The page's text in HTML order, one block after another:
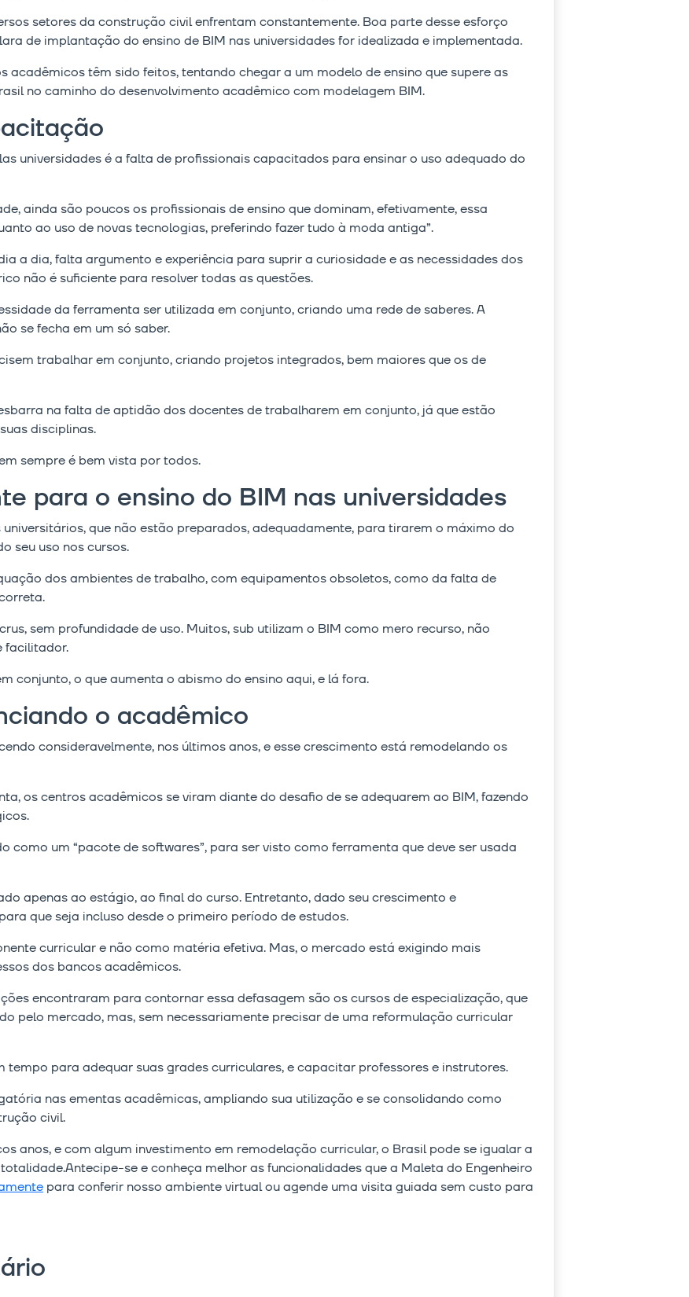
setores da construção civil enfrentam constantemente. Boa parte desse esforço
de implantação do ensino de BIM nas universidades for idealizada e implementada.
acadêmicos têm sido feitos, tentando chegar a um modelo de ensino que supere as
no caminho do desenvolvimento acadêmico com modelagem BIM.
universidades é a falta de profissionais capacitados para ensinar o uso adequado do
ainda são poucos os profissionais de ensino que dominam, efetivamente, essa
ao uso de novas tecnologias, preferindo fazer tudo à moda antiga”.
a dia, falta argumento e experiência para suprir a curiosidade e as necessidades dos
não é suficiente para resolver todas as questões.
da ferramenta ser utilizada em conjunto, criando uma rede de saberes. A
se fecha em um só saber.
trabalhar em conjunto, criando projetos integrados, bem maiores que os de
na falta de aptidão dos docentes de trabalharem em conjunto, já que estão
disciplinas.
sempre é bem vista por todos.
para o ensino do BIM nas universidades
que não estão preparados, adequadamente, para tirarem o máximo do
seu uso nos cursos.
dos ambientes de trabalho, com equipamentos obsoletos, como da falta de
sem profundidade de uso. Muitos, sub utilizam o BIM como mero recurso, não
facilitador.
conjunto, o que aumenta o abismo do ensino aqui, e lá fora.
o acadêmico
consideravelmente, nos últimos anos, e esse crescimento está remodelando os
os centros acadêmicos se viram diante do desafio de se adequarem ao BIM, fazendo
como um “pacote de softwares”, para ser visto como ferramenta que deve ser usada
apenas ao estágio, ao final do curso. Entretanto, dado seu crescimento e
que seja incluso desde o primeiro período de estudos.
curricular e não como matéria efetiva. Mas, o mercado está exigindo mais
dos bancos acadêmicos.
encontraram para contornar essa defasagem são os cursos de especialização, que
pelo mercado, mas, sem necessariamente precisar de uma reformulação curricular
tempo para adequar suas grades curriculares, e capacitar professores e instrutores.
nas ementas acadêmicas, ampliando sua utilização e se consolidando como
civil.
anos, e com algum investimento em remodelação curricular, o Brasil pode se igualar a
se e conheça melhor as funcionalidades que a Maleta do Engenheiro
para conferir nosso ambiente virtual ou agende uma visita guiada sem custo para